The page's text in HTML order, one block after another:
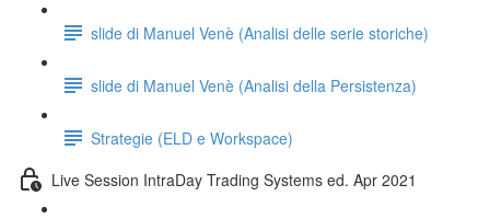
slide di Manuel Venè (Analisi delle serie storiche)
slide di Manuel Venè (Analisi della Persistenza)
Strategie (ELD e Workspace)
Live Session IntraDay Trading Systems ed. Apr 2021